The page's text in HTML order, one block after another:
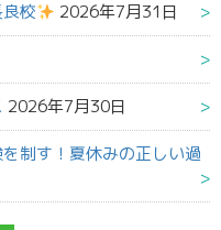
校 2026年7月31日
2026年7月30日
制す！夏休みの正しい過